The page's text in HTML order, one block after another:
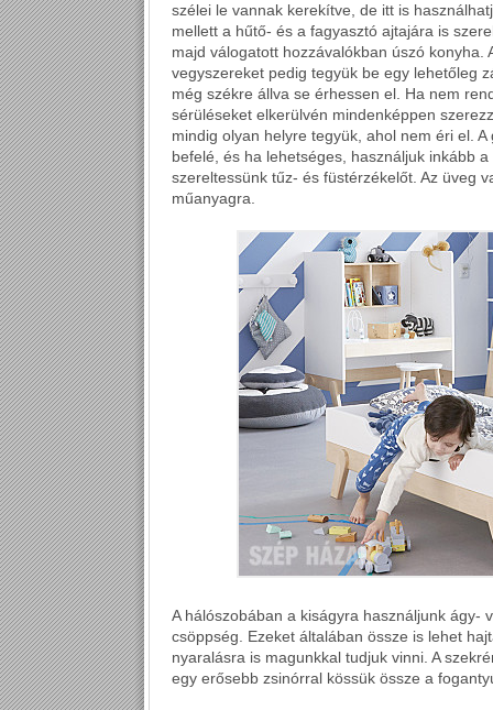
szélei le vannak kerekítve, de itt is
mellett a hűtő- és a fagyasztó ajtajára is
majd válogatott hozzávalókban úszó konyha.
vegyszereket pedig tegyük be egy lehetőleg
még székre állva se érhessen el. Ha nem
sérüléseket elkerülvén mindenképpen
mindig olyan helyre tegyük, ahol nem éri el.
befelé, és ha lehetséges, használjuk inkább
szereltessünk tűz- és füstérzékelőt. Az üveg
műanyagra.
A hálószobában a kiságyra használjunk ágy-
csöppség. Ezeket általában össze is lehet
nyaralásra is magunkkal tudjuk vinni. A
egy erősebb zsinórral kössük össze a